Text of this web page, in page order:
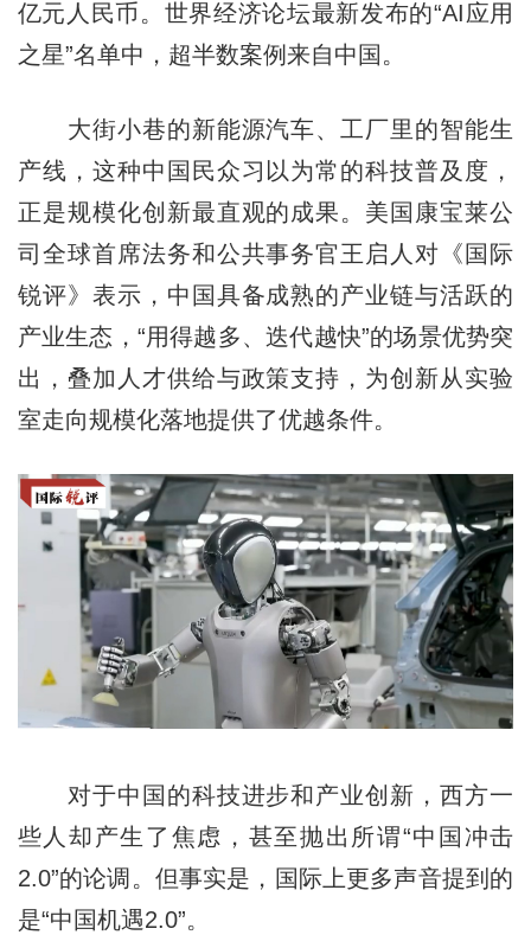
亿元人民币。世界经济论坛最新发布的“AI应用
之星”名单中，超半数案例来自中国。
大街小巷的新能源汽车、工厂里的智能生
产线，这种中国民众习以为常的科技普及度，
正是规模化创新最直观的成果。美国康宝莱公
司全球首席法务和公共事务官王启人对《国际
锐评》表示，中国具备成熟的产业链与活跃的
产业生态，“用得越多、迭代越快”的场景优势突
出，叠加人才供给与政策支持，为创新从实验
室走向规模化落地提供了优越条件。
对于中国的科技进步和产业创新，西方一
些人却产生了焦虑，甚至抛出所谓“中国冲击
2.0”的论调。但事实是，国际上更多声音提到的
是“中国机遇2.0”。